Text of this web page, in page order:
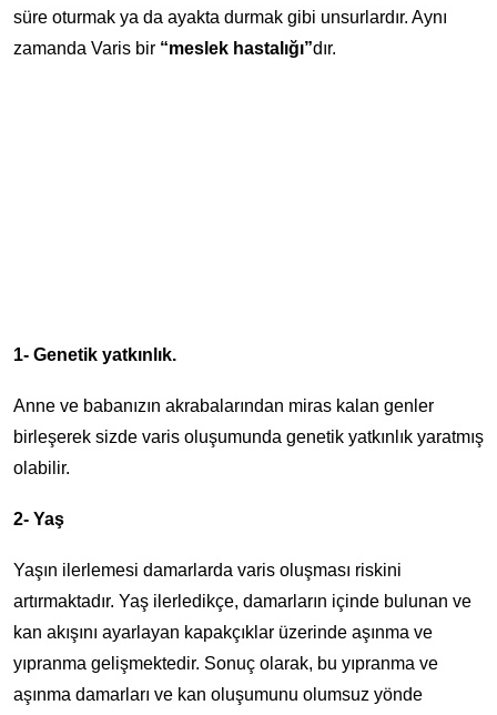
süre oturmak ya da ayakta durmak gibi unsurlardır. Aynı
zamanda Varis bir “meslek hastalığı”dır.
1- Genetik yatkınlık.
Anne ve babanızın akrabalarından miras kalan genler
birleşerek sizde varis oluşumunda genetik yatkınlık yaratmış
olabilir.
2- Yaş
Yaşın ilerlemesi damarlarda varis oluşması riskini
artırmaktadır. Yaş ilerledikçe, damarların içinde bulunan ve
kan akışını ayarlayan kapakçıklar üzerinde aşınma ve
yıpranma gelişmektedir. Sonuç olarak, bu yıpranma ve
aşınma damarları ve kan oluşumunu olumsuz yönde